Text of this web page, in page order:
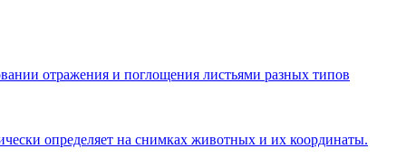
отражения и поглощения листьями разных типов
определяет на снимках животных и их координаты.